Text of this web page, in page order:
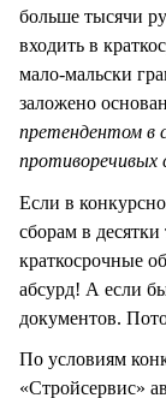
больше тысячи
входить в
мало-мальски
заложено
претендентом в
противоречивых
Если в
сборам в
краткосрочные
абсурд! А если
документов.
По условиям
«Стройсервис»